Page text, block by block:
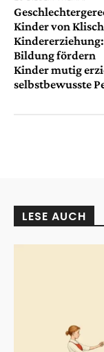
Kinder von
Bildung fördern
Kinder mutig
selbstbewusste
LESE AUCH